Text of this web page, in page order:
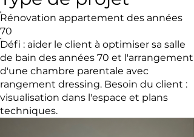
Rénovation appartement des années
70
Défi : aider le client à optimiser sa salle
de bain des années 70 et l'arrangement
d'une chambre parentale avec
rangement dressing. Besoin du client :
visualisation dans l'espace et plans
techniques.